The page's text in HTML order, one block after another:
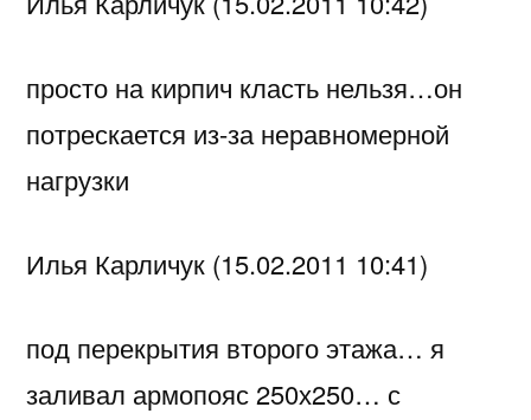
просто на кирпич класть нельзя…он
потрескается из-за неравномерной
нагрузки
Илья Карличук (15.02.2011 10:41)
под перекрытия второго этажа… я
заливал армопояс 250х250… с